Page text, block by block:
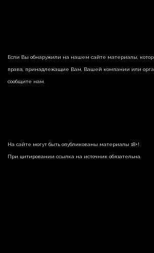
Если Вы обнаружили на нашем сайте материалы,
права, принадлежащие Вам, Вашей компании или
сообщите нам.
На сайте могут быть опубликованы материалы 18+!
При цитировании ссылка на источник обязательна.